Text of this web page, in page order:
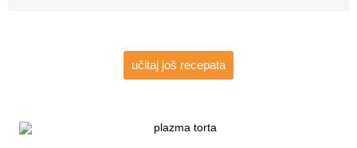
učitaj još recepata